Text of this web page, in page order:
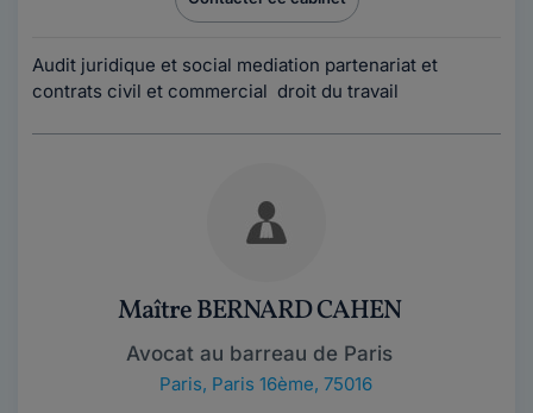
Audit juridique et social mediation partenariat et
contrats civil et commercial droit du travail
Maître BERNARD CAHEN
Avocat au barreau de Paris
Paris, Paris 16ème, 75016